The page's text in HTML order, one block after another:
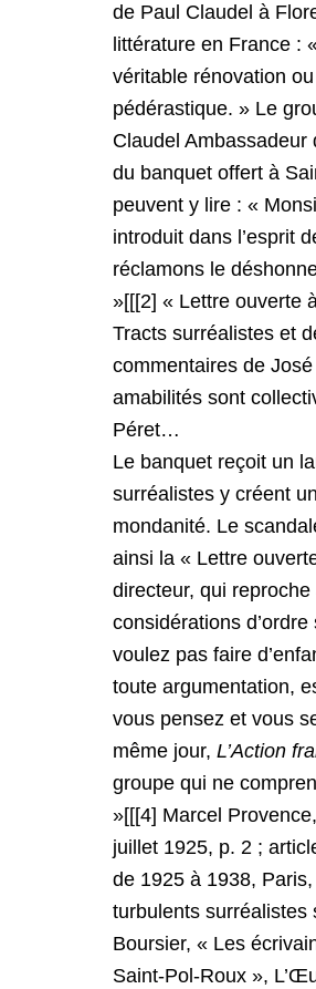
de Paul Claudel à
littérature en France :
véritable rénovation
pédérastique. » Le
Claudel
du banquet offert à
peuvent y lire : «
introduit dans l’esprit
réclamons le
»[[[2] « Lettre ouverte
Tracts surréalistes et
commentaires de
amabilités sont
Péret…
Le banquet reçoit un
surréalistes y créent
mondanité. Le
ainsi la « Lettre
directeur, qui
considérations
voulez pas faire
toute argumentation,
vous pensez et vous
même jour, L’Action
groupe qui ne
»[[[4] Marcel
juillet 1925, p. 2 ;
de 1925 à 1938,
turbulents surréalistes
Boursier, « Les
Saint-Pol-Roux »,